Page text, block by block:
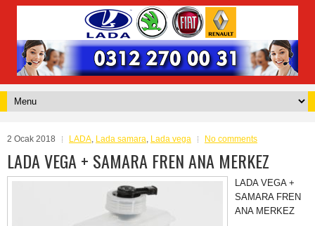
2 Ocak 2018 LADA, Lada samara, Lada vega No comments
LADA VEGA + SAMARA FREN ANA MERKEZ
LADA VEGA +
SAMARA FREN
ANA MERKEZ